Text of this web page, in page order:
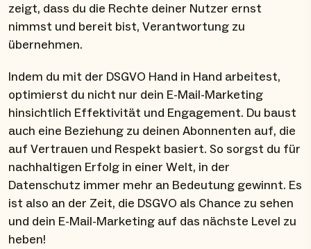
zeigt, dass du die Rechte deiner Nutzer ernst
nimmst und bereit bist, Verantwortung zu
übernehmen.
Indem du mit der DSGVO Hand in Hand arbeitest,
optimierst du nicht nur dein E-Mail-Marketing
hinsichtlich Effektivität und Engagement. Du baust
auch eine Beziehung zu deinen Abonnenten auf, die
auf Vertrauen und Respekt basiert. So sorgst du für
nachhaltigen Erfolg in einer Welt, in der
Datenschutz immer mehr an Bedeutung gewinnt. Es
ist also an der Zeit, die DSGVO als Chance zu sehen
und dein E-Mail-Marketing auf das nächste Level zu
heben!